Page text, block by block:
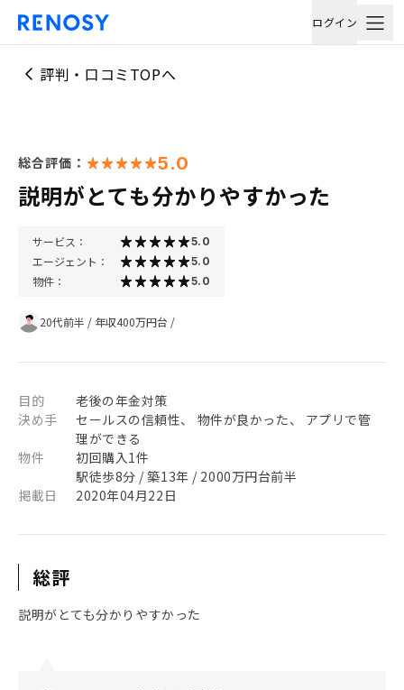
ログイン
評判・口コミTOPへ
総合評価： 5.0
説明がとても分かりやすかった
サービス： 5.0
エージェント： 5.0
物件： 5.0
20代前半 / 年収400万円台 /
目的
老後の年金対策
決め手
セールスの信頼性、 物件が良かった、 アプリで管
理ができる
物件
初回購入1件
駅徒歩8分 / 築13年 / 2000万円台前半
掲載日
2020年04月22日
総評
説明がとても分かりやすかった